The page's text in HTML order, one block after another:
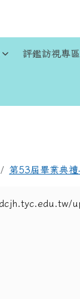
評鑑訪視專區
第53屆畢業典